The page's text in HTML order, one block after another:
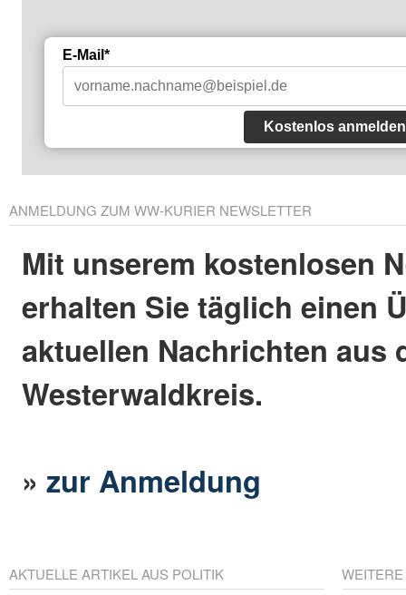
E-Mail*
Kostenlos anmelden
ANMELDUNG ZUM WW-KURIER NEWSLETTER
Mit unserem kostenlosen
erhalten Sie täglich einen
aktuellen Nachrichten aus
Westerwaldkreis.
»zur Anmeldung
AKTUELLE ARTIKEL AUS POLITIK